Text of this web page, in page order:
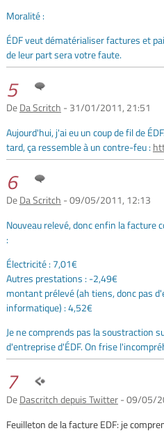
Moralité :
ÉDF veut dématérialiser factures et
de leur part sera votre faute.
5
DeDa Scritch - 31/01/2011, 21:51
Aujourd'hui, j'ai eu un coup de fil de
tard, ça ressemble à un contre-feu :
6
DeDa Scritch - 09/05/2011, 12:13
Nouveau relevé, donc enfin la
:
Électricité : 7,01€
Autres prestations : -2,49€
montant prélevé (ah tiens, donc pas
informatique) : 4,52€
Je ne comprends pas la soustraction
d'entreprise d'ÉDF. On frise
7
DeDascritch depuis Twitter- 09/05/
Feuilleton de la facture EDF: je